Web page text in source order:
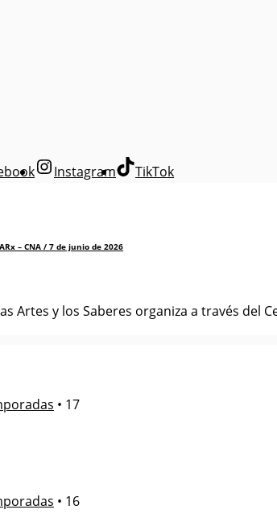
Instagram TikTok
– CNA / 7 de junio de 2026
Artes y los Saberes organiza a través del
• 17
• 16